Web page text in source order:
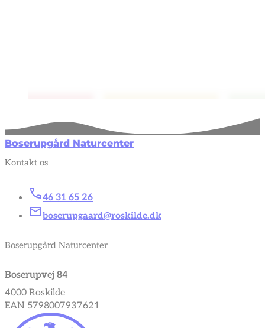
Boserupgård Naturcenter
Kontakt os
46 31 65 26
boserupgaard@roskilde.dk
Boserupgård Naturcenter
Boserupvej 84
4000 Roskilde
EAN 5798007937621